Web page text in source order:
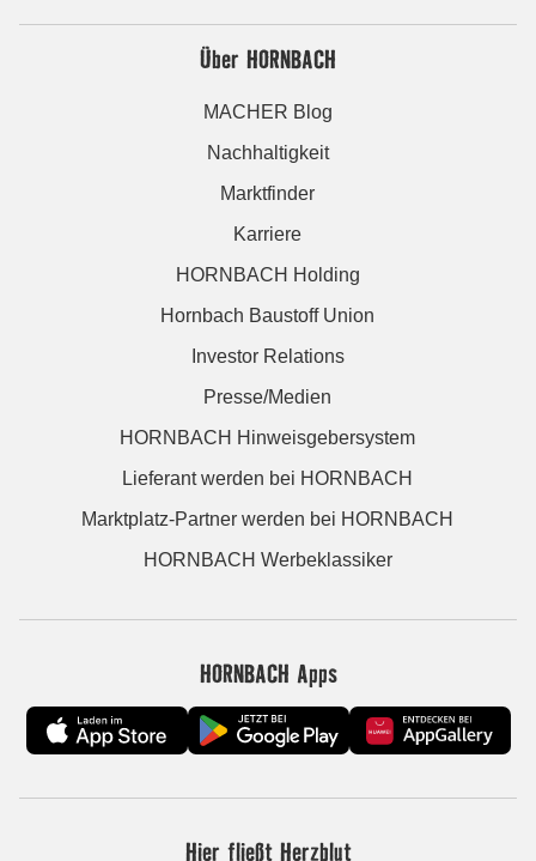
Über HORNBACH
MACHER Blog
Nachhaltigkeit
Marktfinder
Karriere
HORNBACH Holding
Hornbach Baustoff Union
Investor Relations
Presse/Medien
HORNBACH Hinweisgebersystem
Lieferant werden bei HORNBACH
Marktplatz-Partner werden bei HORNBACH
HORNBACH Werbeklassiker
HORNBACH Apps
Hier fließt Herzblut